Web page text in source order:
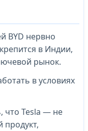
BYD нервно
в Индии,
рынок.
в условиях
что Tesla — не
продукт,